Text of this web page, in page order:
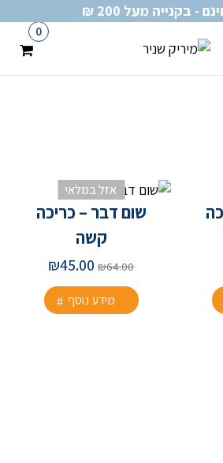
- בקנייה מעל 200 ₪
0
אזל במלאי
שום דבר – כריכה
קשה
₪64.00 המחיר
היה:
₪64.00.
₪45.00 המחיר
הוא:
₪45.00.
מידע נוסף